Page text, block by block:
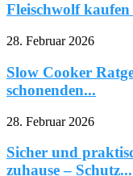
Fleischwolf
28. Februar 2026
Slow Cooker
schonenden...
28. Februar 2026
Sicher und
zuhause – Schutz...